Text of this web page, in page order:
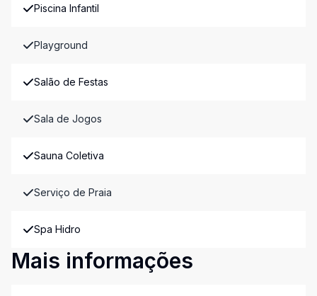
Piscina Infantil
Playground
Salão de Festas
Sala de Jogos
Sauna Coletiva
Serviço de Praia
Spa Hidro
Mais informações